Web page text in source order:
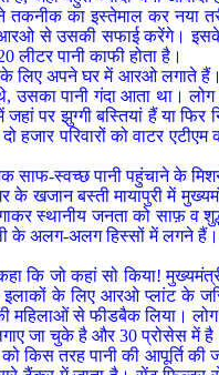
तकनीक का इस्तेमाल कर
से उसकी सफाई करेंगे। इसके
लीटर पानी काफी होता है।
लिए अपने घर में आरओ लगाते
पानी गंदा आता था।
पर झुग्गी बस्तियां हैं या
हजार परिवारों को वाटर
साफ-स्वच्छ पानी पहुंचाने के
के खजान बस्ती मायापुरी में
स्थानीय जनता को साफ़ व
के अलग-अलग हिस्सों में लगने
कि जो कहां सो किया!
के लिए आरओ प्लांट के
महिलाओं से फीडबैक लिया।
जा चुके है और 30 प्रोसेस में
किस तरह पानी की आपूर्ति